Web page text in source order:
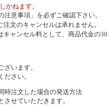
かねます。
意事項」を必ずご確認下さい。
文のキャンセルは承れません。
ャンセル料として、商品代金の
います。
さい。
時注文した場合の発送方法
せていただきます。